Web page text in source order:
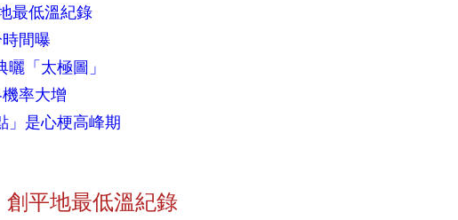
最低溫紀錄
間曝
「太極圖」
率大增
是心梗高峰期
平地最低溫紀錄